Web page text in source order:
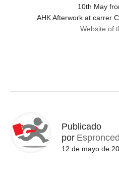
10th May
AHK Afterwork at carrer
Website of
Publicado
por
12 de mayo de